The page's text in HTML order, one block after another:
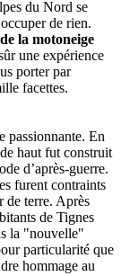
du Nord se
de rien.
la motoneige
une expérience
porter par
facettes.
passionnante. En
haut fut construit
d’après-guerre.
furent contraints
de terre. Après
de Tignes
la "nouvelle"
particularité que
hommage au